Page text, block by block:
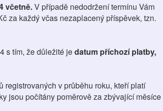
včetně.V případě nedodržení termínu Vám
za každý včas nezaplacený příspěvek, tzn.
s tím, že důležité jedatum příchozí platby,
v průběhu roku, kteří platí
jsou počítány poměrově za zbývající měsíce